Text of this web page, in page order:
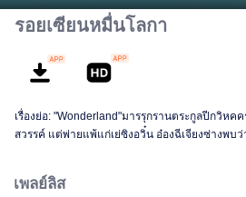
รอยเซียนหมื่นโลกา
เรื่องย่อ: "Wonderland"มารรุกรานตระกูลปีกวิห
สวรรค์ แต่พ่ายแพ้แก่เย่ซิงอวิ๋น อ๋องฉีเจียงซ่างพบ
รกับเย่ซิงอวิ๋น...
เพลย์ลิส